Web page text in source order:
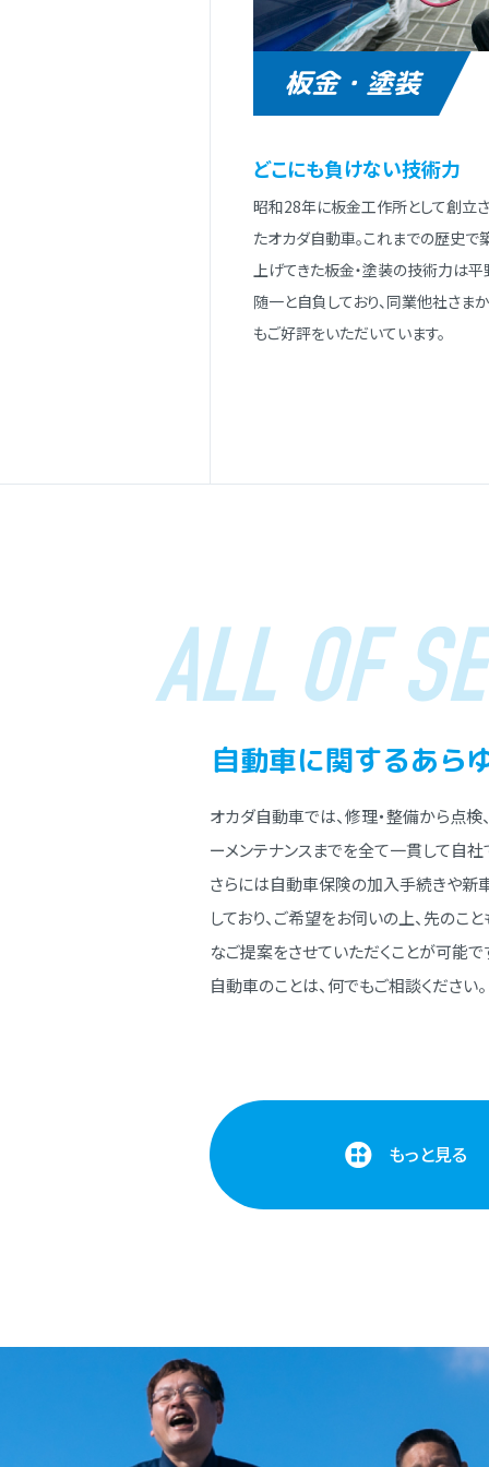
板金・塗装
どこにも負けない技術⼒
昭和28年に板⾦⼯作所として創⽴
たオカダ⾃動⾞。これまでの歴史で
上げてきた板⾦・塗装の技術⼒は
随⼀と⾃負しており、同業他社さま
もご好評をいただいています。
ALL OF
⾃動⾞に関するあら
オカダ⾃動⾞では、修理・整備から点検
ーメンテナンスまでを全て⼀貫して⾃社
さらには⾃動⾞保険の加⼊⼿続きや新
しており、ご希望をお伺いの上、先のこ
なご提案をさせていただくことが可能で
⾃動⾞のことは、何でもご相談ください。
もっと見る